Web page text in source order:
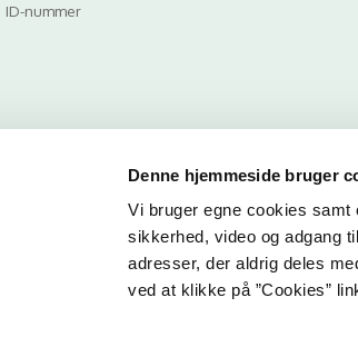
Denne hjemmeside bruger
Vi bruger egne cookies
sikkerhed, video og adgang
adresser, der aldrig deles
ved at klikke på ”Cookies”
ID-nummer
Email
Her kan